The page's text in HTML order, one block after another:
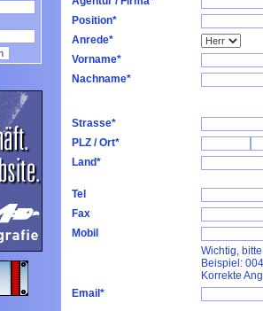
Position*
Anrede*
Vorname*
Nachname*
Strasse*
PLZ / Ort*
Land*
Tel
Fax
Mobil
Wichtig,
Beispiel:
Korrekte
Email*